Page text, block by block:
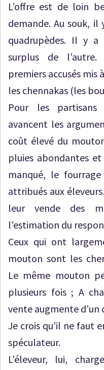
L’offre est de loin
demande. Au souk,
quadrupèdes. Il y
surplus de
premiers accusés mis
les chennakas (les
Pour les partisans
avancent les
coût élevé du
pluies abondantes et
manqué, le
attribués aux
leur vende des
l’estimation du
Ceux qui ont
mouton sont les
Le même mouton
plusieurs fois ; A
vente augmente d’un
Je crois qu’il ne faut
spéculateur.
L’éleveur, lui,